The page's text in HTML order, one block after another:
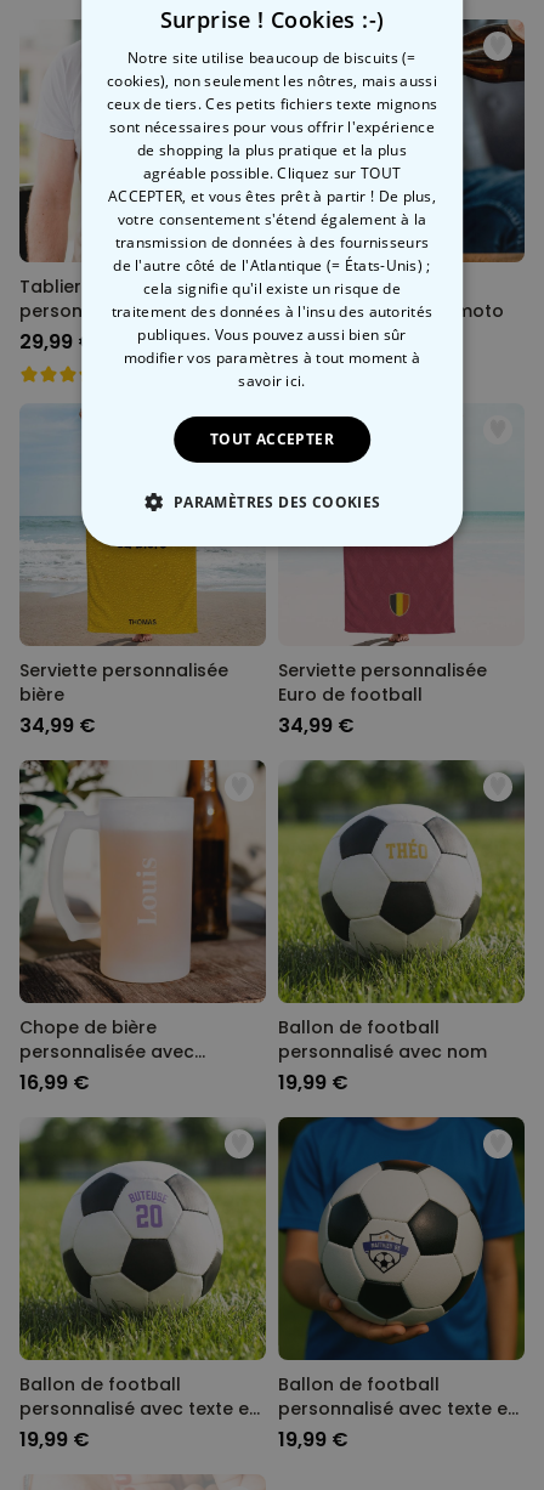
Tablier de cuisine
personnalisé barbecue
avec photo
29,99 €
Chope de bière
personnalisée logo moto
19,99 €
Serviette personnalisée
bière
34,99 €
Serviette personnalisée
Euro de football
34,99 €
Chope de bière
personnalisée avec
gravure
16,99 €
Ballon de football
personnalisé avec nom
19,99 €
Ballon de football
personnalisé avec texte et
numéro
19,99 €
Ballon de football
personnalisé avec texte et
armoiries
19,99 €
Surprise ! Cookies :-)
Notre site utilise beaucoup de biscuits (=
cookies), non seulement les nôtres, mais aussi
ceux de tiers. Ces petits fichiers texte mignons
sont nécessaires pour vous offrir l'expérience
de shopping la plus pratique et la plus
agréable possible. Cliquez sur TOUT
ACCEPTER, et vous êtes prêt à partir ! De plus,
votre consentement s'étend également à la
transmission de données à des fournisseurs
de l'autre côté de l'Atlantique (= États-Unis) ;
cela signifie qu'il existe un risque de
traitement des données à l'insu des autorités
publiques. Vous pouvez aussi bien sûr
modifier vos paramètres à tout moment à
savoir ici.
TOUT ACCEPTER
PARAMÈTRES DES COOKIES
STRICTEMENT NÉCESSAIRE
COMMERCIALISATION